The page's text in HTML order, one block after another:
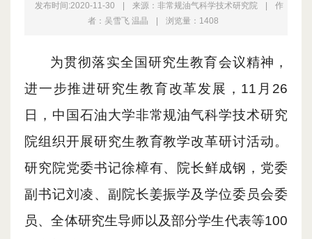
发布时间:2020-11-30 来源：非常规油气科学技术研究院
作
者：吴雪飞 温晶
浏览量： 1408
为贯彻落实全国研究生教育会议精神，
进一步推进研究生教育改革发展 ， 11月26
日
，中国石油大学非常规油气科学技术研究
院组织开展研究生教育教学改革研讨活动。
研究院党委书记徐樟有、院长鲜成钢 ， 党委
副书记刘凌、 副院长姜振学及学位委员会委
员、全体研究生导师以及部分学生代表等100